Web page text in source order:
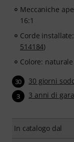
Meccaniche
16:1
Corde
514184)
Colore:
30 30 giorni
3 3 anni di
In catalogo dal